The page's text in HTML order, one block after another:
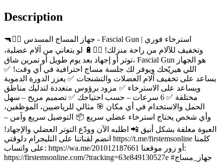
Description
🔫💆‍♂️ جهاز المساج المسدس - Fascial Gun | استرخاء فوري
وتخفيف للآلام من راحة منزلك! 💆‍♀️🔋 لو بتعاني من آلام عضلية،
توتر أو إجهاد بعد يوم طويل أو تمرين شاق، Fascial Gun هو الجهاز
اللي هيريّحك ويوفر لك جلسة مساج احترافية في أي وقت! ✅
يساعد على تخفيف آلام العضلات والتشنجات ✅ يعزز الدورة الدموية
ويساعد على الاسترخاء ✅ مزود برؤوس متعددة لتدليك مناطق
مختلفة ✅ 6 سرعات – حسب احتياجك ✅ تصميم مريح – سهل
الحمل والاستخدام في أي مكان 🎯 مثالي للرياضيين، الموظفين،
وأي شخص يحتاج استرخاء عضلي سريع 📦 التوصيل سريع وآمن –
العبوة مغلفة بشكل أنيق 📲 اطلبه الآن وودّع التوتر العضلي والإجهاد!
انضم لقناتنا على التليجرام دلوقتي https://t.me/firstemsonline كلمنا
على واتساب: https://wa.me/201012187661 أو زور موقعنا:
https://firstemsonline.com/?tracking=63e849130527e #جهاز_مساج